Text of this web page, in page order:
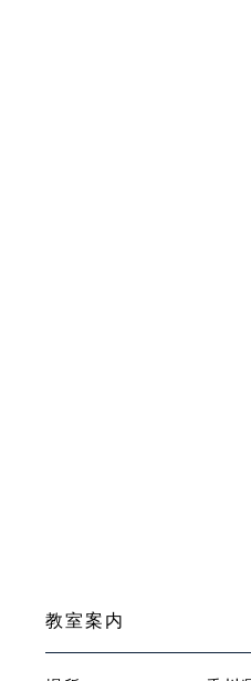
教室案内